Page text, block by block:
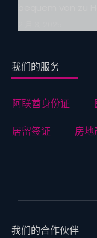
我们的服务
阿联酋身份证
居留签证
房地
我们的合作伙伴